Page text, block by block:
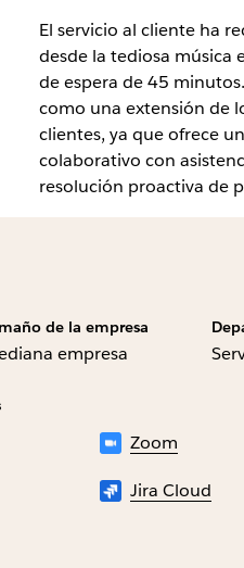
El servicio al cliente ha
desde la tediosa música
de espera de 45
como una extensión de
clientes, ya que ofrece
colaborativo con
resolución proactiva de
de la empresa
empresa
Zoom
Jira Cloud